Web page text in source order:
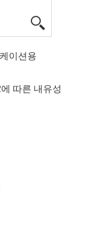
이션용
따른 내유성